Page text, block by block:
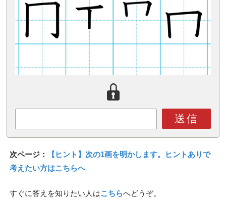
送信
次ページ：
【ヒント】次の1画を明かします。ヒントありで
考えたい方はこちらへ
すぐに答えを知りたい人はこちらへどうぞ。